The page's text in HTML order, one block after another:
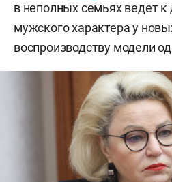
в неполных семьях ведет
мужского характера у
воспроизводству модели